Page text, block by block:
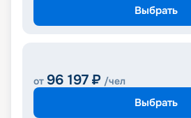
Выбрать
от 96 197 ₽ /чел
Выбрать